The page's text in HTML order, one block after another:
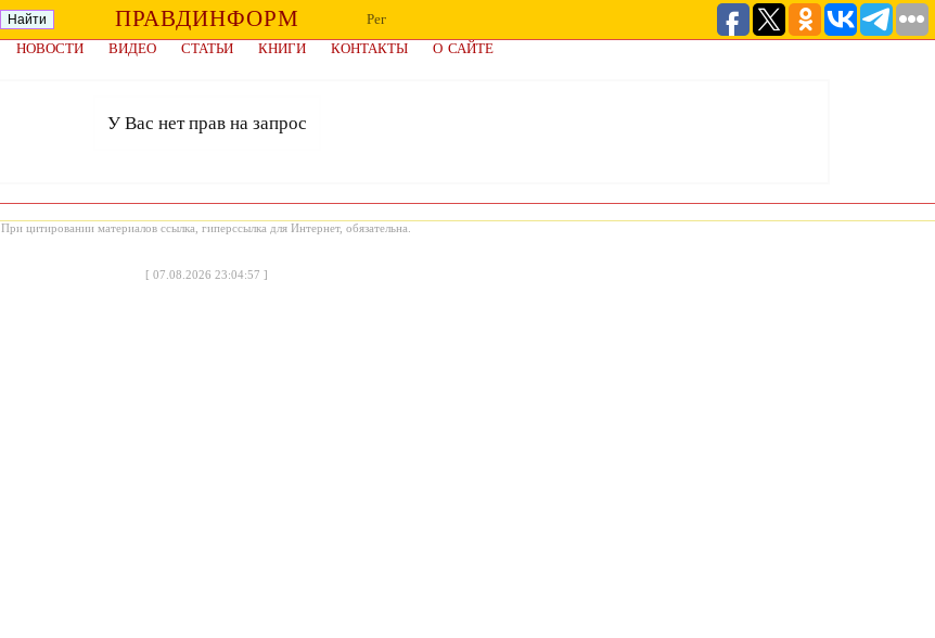
ПРАВДИНФОРМ
Рег
НОВОСТИ ВИДЕО СТАТЬИ КНИГИ КОНТАКТЫ
О САЙТЕ
У Вас нет прав на запрос
При цитировании материалов ссылка, гиперссылка для Интернет, обязательна.
[ 07.08.2026 23:04:57 ]